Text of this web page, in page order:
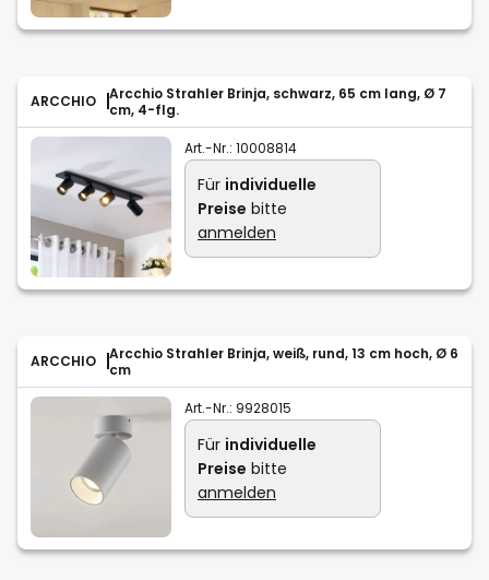
ARCCHIO
Arcchio Strahler Brinja, schwarz, 65 cm lang, Ø 7
cm, 4-flg.
Art.-Nr.: 10008814
Für individuelle
Preise bitte
anmelden
ARCCHIO
Arcchio Strahler Brinja, weiß, rund, 13 cm hoch, Ø 6
cm
Art.-Nr.: 9928015
Für individuelle
Preise bitte
anmelden